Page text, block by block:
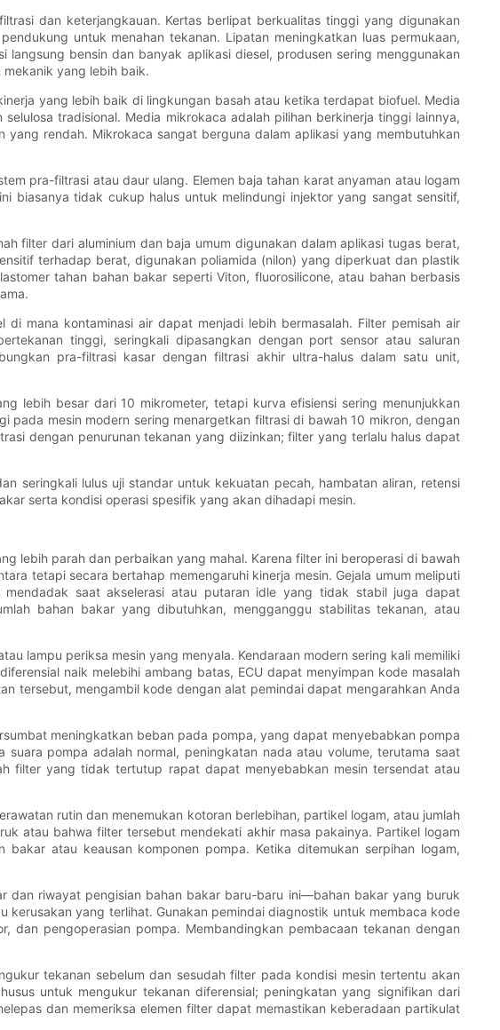
dan keterjangkauan. Kertas berlipat berkualitas tinggi yang digunakan
untuk menahan tekanan. Lipatan meningkatkan luas permukaan,
bensin dan banyak aplikasi diesel, produsen sering menggunakan
yang lebih baik.
yang lebih baik di lingkungan basah atau ketika terdapat biofuel. Media
tradisional. Media mikrokaca adalah pilihan berkinerja tinggi lainnya,
rendah. Mikrokaca sangat berguna dalam aplikasi yang membutuhkan
pra-filtrasi atau daur ulang. Elemen baja tahan karat anyaman atau logam
biasanya tidak cukup halus untuk melindungi injektor yang sangat sensitif,
filter dari aluminium dan baja umum digunakan dalam aplikasi tugas berat,
terhadap berat, digunakan poliamida (nilon) yang diperkuat dan plastik
tahan bahan bakar seperti Viton, fluorosilicone, atau bahan berbasis
mana kontaminasi air dapat menjadi lebih bermasalah. Filter pemisah air
tinggi, seringkali dipasangkan dengan port sensor atau saluran
pra-filtrasi kasar dengan filtrasi akhir ultra-halus dalam satu unit,
lebih besar dari 10 mikrometer, tetapi kurva efisiensi sering menunjukkan
mesin modern sering menargetkan filtrasi di bawah 10 mikron, dengan
dengan penurunan tekanan yang diizinkan; filter yang terlalu halus dapat
seringkali lulus uji standar untuk kekuatan pecah, hambatan aliran, retensi
serta kondisi operasi spesifik yang akan dihadapi mesin.
lebih parah dan perbaikan yang mahal. Karena filter ini beroperasi di bawah
tetapi secara bertahap memengaruhi kinerja mesin. Gejala umum meliputi
saat akselerasi atau putaran idle yang tidak stabil juga dapat
bahan bakar yang dibutuhkan, mengganggu stabilitas tekanan, atau
lampu periksa mesin yang menyala. Kendaraan modern sering kali memiliki
naik melebihi ambang batas, ECU dapat menyimpan kode masalah
tersebut, mengambil kode dengan alat pemindai dapat mengarahkan Anda
meningkatkan beban pada pompa, yang dapat menyebabkan pompa
pompa adalah normal, peningkatan nada atau volume, terutama saat
filter yang tidak tertutup rapat dapat menyebabkan mesin tersendat atau
rutin dan menemukan kotoran berlebihan, partikel logam, atau jumlah
atau bahwa filter tersebut mendekati akhir masa pakainya. Partikel logam
atau keausan komponen pompa. Ketika ditemukan serpihan logam,
dan riwayat pengisian bahan bakar baru-baru ini—bahan bakar yang buruk
yang terlihat. Gunakan pemindai diagnostik untuk membaca kode
dan pengoperasian pompa. Membandingkan pembacaan tekanan dengan
tekanan sebelum dan sesudah filter pada kondisi mesin tertentu akan
untuk mengukur tekanan diferensial; peningkatan yang signifikan dari
dan memeriksa elemen filter dapat memastikan keberadaan partikulat